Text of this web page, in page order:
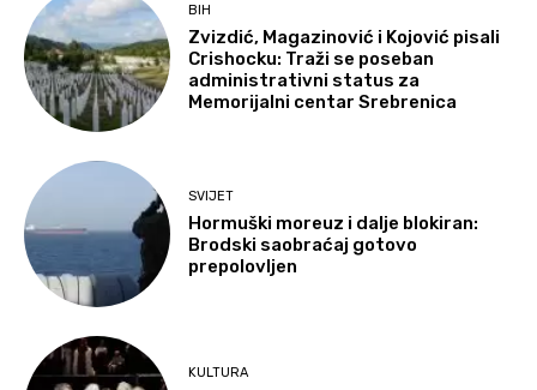
BIH
Zvizdić, Magazinović i Kojović pisali
Crishocku: Traži se poseban
administrativni status za
Memorijalni centar Srebrenica
SVIJET
Hormuški moreuz i dalje blokiran:
Brodski saobraćaj gotovo
prepolovljen
KULTURA